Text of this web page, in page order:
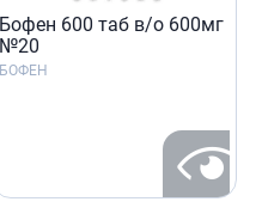
Бофен 600 таб в/о 600мг
№20
БОФЕН